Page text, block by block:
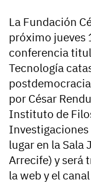
La Fundación
próximo jueves
conferencia
Tecnología
por César
Instituto de
Investigaciones
lugar en la Sala
Arrecife) y será
la web y el